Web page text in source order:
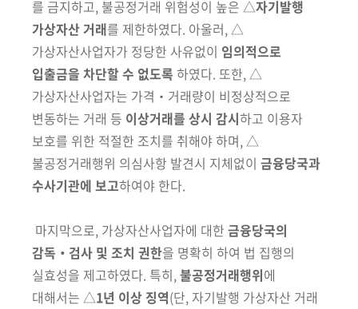
를 금지하고, 불공정거래 위험성이 높은 △자기발행
가상자산 거래를 제한하였다. 아울러, △
가상자산사업자가 정당한 사유없이 임의적으로
입출금을 차단할 수 없도록 하였다. 또한, △
가상자산사업자는 가격‧거래량이 비정상적으로
변동하는 거래 등 이상거래를 상시 감시하고 이용자
보호를 위한 적절한 조치를 취해야 하며, △
불공정거래행위 의심사항 발견시 지체없이 금융당국과
수사기관에 보고하여야 한다.
마지막으로, 가상자산사업자에 대한 금융당국의
감독‧검사 및 조치 권한을 명확히 하여 법 집행의
실효성을 제고하였다. 특히,불공정거래행위에
대해서는 △1년 이상 징역(단, 자기발행 가상자산 거래